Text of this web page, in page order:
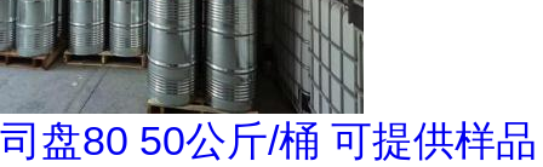
司盘80 50公斤/桶 可提供样品